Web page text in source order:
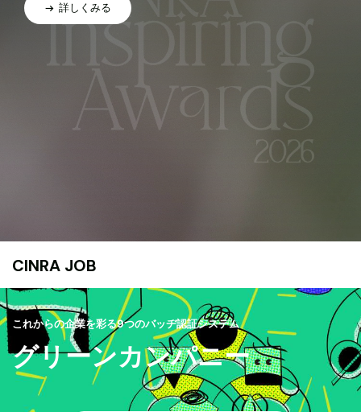
詳しくみる
CINRA JOB
これからの企業を彩る9つのバッヂ認証システム
グリーンカンパニー